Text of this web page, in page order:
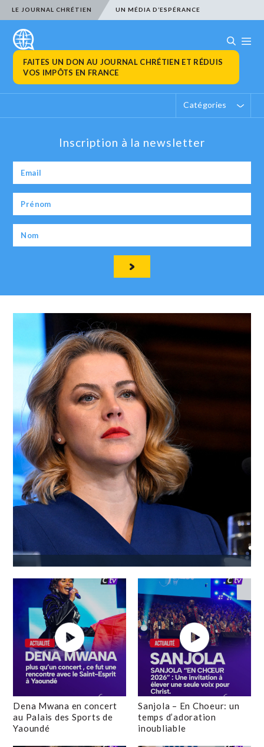
LE JOURNAL CHRÉTIEN UN MÉDIA D’ESPÉRANCE
FAITES UN DON AU JOURNAL CHRÉTIEN ET RÉDUIS
VOS IMPÔTS EN FRANCE
Catégories
Inscription à la newsletter
Dena Mwana en concert
au Palais des Sports de
Yaoundé
Sanjola – En Choeur: un
temps d’adoration
inoubliable